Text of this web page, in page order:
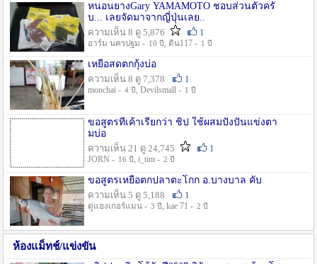
หนอนยางGary YAMAMOTO ชอบส่วนตัวครั
บ... เลยจัดมาจากญี่ปุ่นเลย..
ความเห็น 8 ดู 5,876
1
อาร์ม นครปฐม - 10 ปี , ดิน117 - 1 ปี
เหยื่อสดตกกุ้งบ่อ
ความเห็น 8 ดู 7,378
1
monchai - 4 ปี , Devilsmall - 1 ปี
ขอสูตรที่เค้าเรียกว่า ชิป ใช้ผสมปังปั่นแข่งตา
มบ่อ
ความเห็น 21 ดู 24,745
1
JORN - 16 ปี , i_tim - 2 ปี
ขอสูตรเหยื่อตกปลาตะโกก อ.บางบาล คับ
ความเห็น 5 ดู 5,188
1
ตู่แฮงเกอร์แมน - 3 ปี , kae 71 - 2 ปี
ห้องแม็ทช์/แข่งขัน